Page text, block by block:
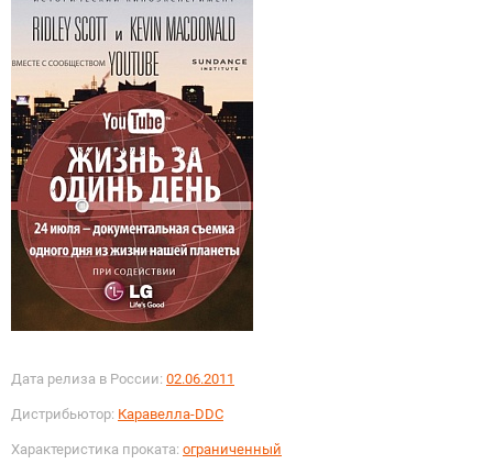
Дата релиза в России: 02.06.2011
Дистрибьютор: Каравелла-DDC
Характеристика проката: ограниченный